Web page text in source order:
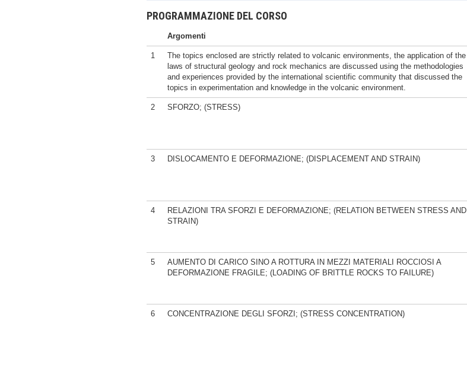
PROGRAMMAZIONE DEL CORSO
Argomenti
1
The topics enclosed are strictly related to volcanic environments, the application of the
laws of structural geology and rock mechanics are discussed using the methodologies
and experiences provided by the international scientific community that discussed the
topics in experimentation and knowledge in the volcanic environment.
2 SFORZO; (STRESS)
3 DISLOCAMENTO E DEFORMAZIONE; (DISPLACEMENT AND STRAIN)
4
RELAZIONI TRA SFORZI E DEFORMAZIONE; (RELATION BETWEEN STRESS AND
STRAIN)
5
AUMENTO DI CARICO SINO A ROTTURA IN MEZZI MATERIALI ROCCIOSI A
DEFORMAZIONE FRAGILE; (LOADING OF BRITTLE ROCKS TO FAILURE)
6 CONCENTRAZIONE DEGLI SFORZI; (STRESS CONCENTRATION)